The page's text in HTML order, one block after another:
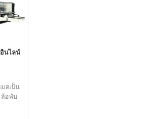
อินไลน์
ดเป็น
ล้อพับ
อง